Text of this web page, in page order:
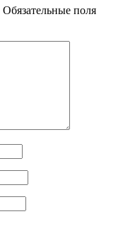
Обязательные поля